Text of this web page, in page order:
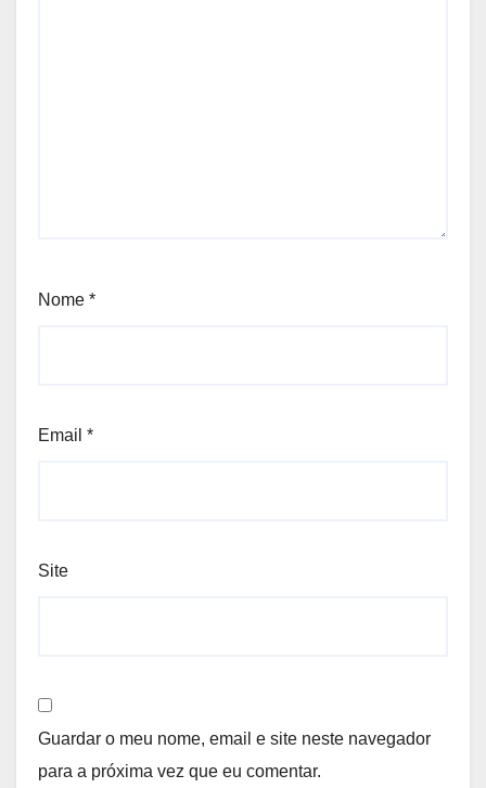
Nome *
Email *
Site
Guardar o meu nome, email e site neste navegador
para a próxima vez que eu comentar.